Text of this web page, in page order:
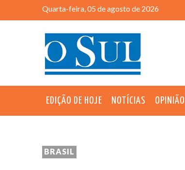
Quarta-feira, 05 de agosto de 2026
EDIÇÃO DE HOJE NOTÍCIAS OPINIÃO
BRASIL